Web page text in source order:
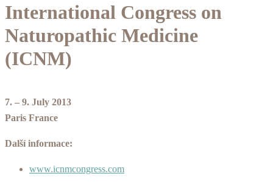
International Congress on
Naturopathic Medicine
(ICNM)
7. – 9. July 2013
Paris France
Další informace:
www.icnmcongress.com